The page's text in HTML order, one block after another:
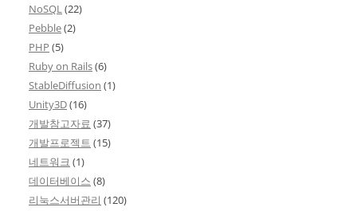
NoSQL(22)
Pebble(2)
PHP (5)
Ruby on Rails(6)
StableDiffusion (1)
Unity3D(16)
개발참고자료 (37)
개발프로젝트 (15)
네트워크 (1)
데이터베이스 (8)
리눅스서버관리 (120)